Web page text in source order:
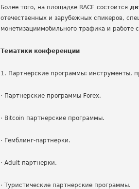
Более того, на площадке RACE состоится
отечественных и зарубежных спикеров,
монетизациимобильного трафика и
Тематики конференции
1. Партнерские программы: инструменты,
· Партнерские программы Forex.
· Bitcoin партнерские программы.
· Гемблинг-партнерки.
· Adult-партнерки.
· Туристические партнерские программы.